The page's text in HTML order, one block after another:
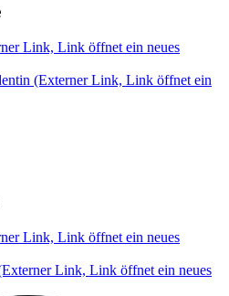
Link, Link öffnet ein neues
(Externer Link, Link öffnet ein
Link, Link öffnet ein neues
Link, Link öffnet ein neues